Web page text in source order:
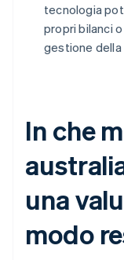
tecnologia
propri bilanci
gestione della
In che
una
modo